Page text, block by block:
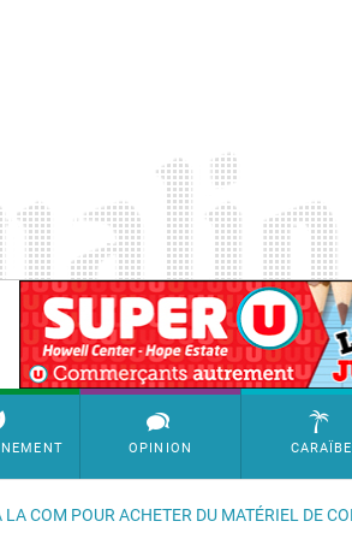
SimpleAds Block Bannière
OPINION CARAÏBE
COM POUR ACHETER DU MATÉRIEL DE